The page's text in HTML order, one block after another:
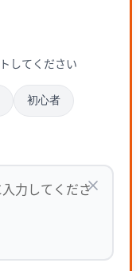
してください
初心者